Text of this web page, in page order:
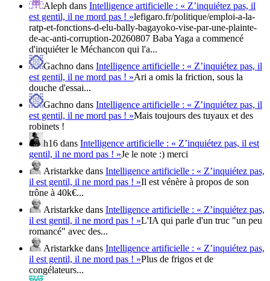
Aleph dans Intelligence artificielle : « Z’inquiétez pas, il
est gentil, il ne mord pas ! »lefigaro.fr/politique/emploi-a-la-
ratp-et-fonctions-d-elu-bally-bagayoko-vise-par-une-plainte-
de-ac-anti-corruption-20260807 Baba Yaga a commencé
d'inquiéter le Méchancon qui l'a...
Gachno dans Intelligence artificielle : « Z’inquiétez pas, il
est gentil, il ne mord pas ! »Ari a omis la friction, sous la
douche d'essai...
Gachno dans Intelligence artificielle : « Z’inquiétez pas, il
est gentil, il ne mord pas ! »Mais toujours des tuyaux et des
robinets !
h16 dans Intelligence artificielle : « Z’inquiétez pas, il est
gentil, il ne mord pas ! »Je le note :) merci
Aristarkke dans Intelligence artificielle : « Z’inquiétez pas,
il est gentil, il ne mord pas ! »Il est vénère à propos de son
trône à 40k€...
Aristarkke dans Intelligence artificielle : « Z’inquiétez pas,
il est gentil, il ne mord pas ! »L'IA qui parle d'un truc "un peu
romancé" avec des...
Aristarkke dans Intelligence artificielle : « Z’inquiétez pas,
il est gentil, il ne mord pas ! »Plus de frigos et de
congélateurs...